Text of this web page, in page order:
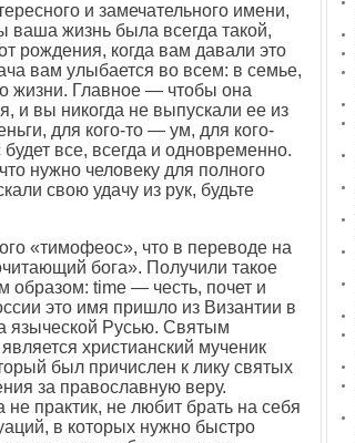
и замечательного имени,
ваша жизнь была всегда такой,
рождения, когда вам давали это
вам улыбается во всем: в семье,
жизни. Главное — чтобы она
и вы никогда не выпускали ее из
для кого-то — ум, для кого-
все, всегда и одновременно.
нужно человеку для полного
свою удачу из рук, будьте
«тимофеос», что в переводе на
бога». Получили такое
образом: time — честь, почет и
это имя пришло из Византии в
языческой Русью. Святым
христианский мученик
был причислен к лику святых
за православную веру.
практик, не любит брать на себя
в которых нужно быстро